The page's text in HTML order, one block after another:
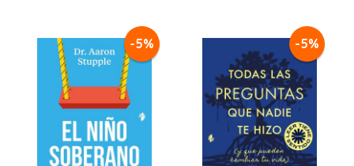
-5% -5%